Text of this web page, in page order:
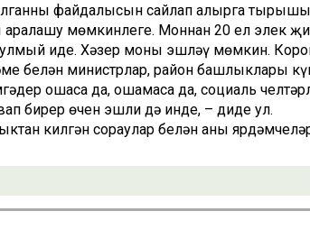
файдалысын сайлап алырга
мөмкинлеге. Моннан 20 ел элек
иде. Хәзер моны эшләү мөмкин.
белән министрлар, район башлыклары
ошаса да, ошамаса да, социаль
бирер өчен эшли дә инде, – диде ул.
килгән сораулар белән аның